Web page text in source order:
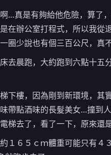
…真是有夠給他危險，算了
在辦公室打程式，所以我
圈少說也有個三百公尺，真
去晨跑，大約跑到六點十
下樓，因為剛到新環境，
帶點酒味的長髮美女…撞到
梯去了，看了一下，原來還
１６５ｃｍ體重可能只有